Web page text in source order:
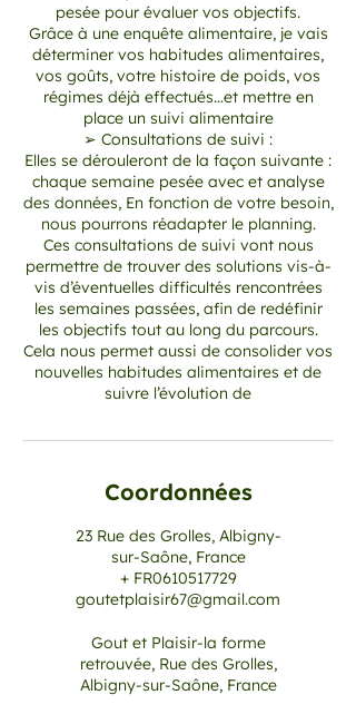
pesée pour évaluer vos objectifs.
Grâce à une enquête alimentaire, je vais
déterminer vos habitudes alimentaires,
vos goûts, votre histoire de poids, vos
régimes déjà effectués…et mettre en
place un suivi alimentaire
➢ Consultations de suivi :
Elles se dérouleront de la façon suivante :
chaque semaine pesée avec et analyse
des données, En fonction de votre besoin,
nous pourrons réadapter le planning.
Ces consultations de suivi vont nous
permettre de trouver des solutions vis-à-
vis d’éventuelles difficultés rencontrées
les semaines passées, afin de redéfinir
les objectifs tout au long du parcours.
Cela nous permet aussi de consolider vos
nouvelles habitudes alimentaires et de
suivre l’évolution de
Coordonnées
23 Rue des Grolles, Albigny-
sur-Saône, France
+ FR0610517729
goutetplaisir67@gmail.com
Gout et Plaisir-la forme
retrouvée, Rue des Grolles,
Albigny-sur-Saône, France